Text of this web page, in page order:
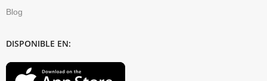
Blog
DISPONIBLE EN: